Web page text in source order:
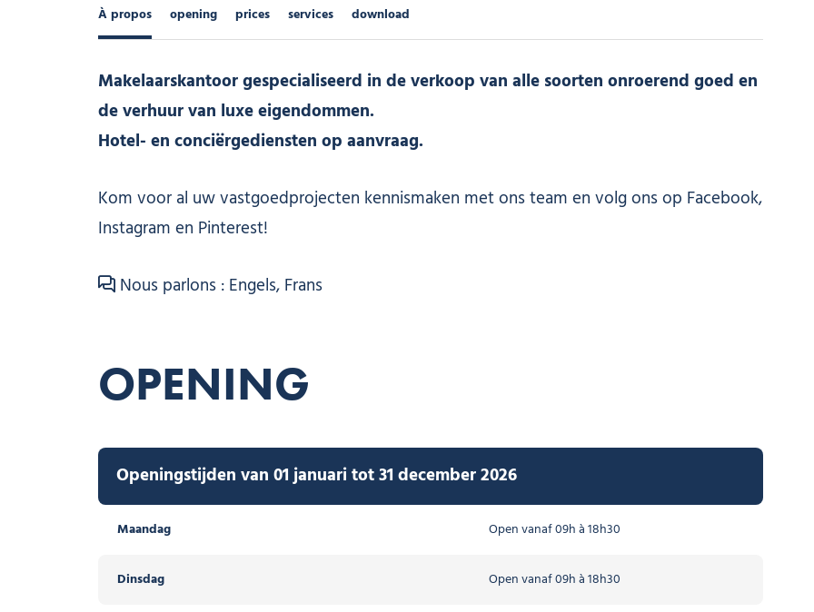
À propos opening prices services download
Makelaarskantoor gespecialiseerd in de verkoop van alle soorten onroerend goed en
de verhuur van luxe eigendommen.
Hotel- en conciërgediensten op aanvraag.
Kom voor al uw vastgoedprojecten kennismaken met ons team en volg ons op Facebook,
Instagram en Pinterest!
Nous parlons : Engels, Frans
OPENING
Openingstijden van 01 januari tot 31 december 2026
Maandag Open vanaf 09h à 18h30
Dinsdag Open vanaf 09h à 18h30